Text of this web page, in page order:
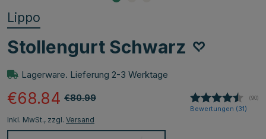
Lippo
Stollengurt Schwarz
Lagerware. Lieferung 2-3 Werktage
€80.99
€68.84 (90)
Bewertungen (31)
Inkl. MwSt., zzgl. Versand